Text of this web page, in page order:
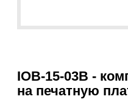
IOB-15-03B -
на печатную